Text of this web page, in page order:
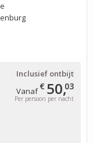
Vanaf€ 50,03
Per persoon per nacht
Inclusief ontbijt